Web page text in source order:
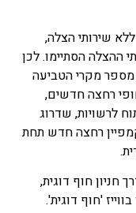
שירותי הצלה,
ההצלה הסתיימו. לכן
מקרי הטביעה
רחצה חדשים,
לרשויות, שדרוג
רחצה חדש תחת
חניון חוף דוגית,
'חוף דוגית'.